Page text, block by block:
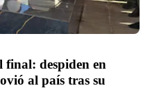
final: despiden en
al país tras su